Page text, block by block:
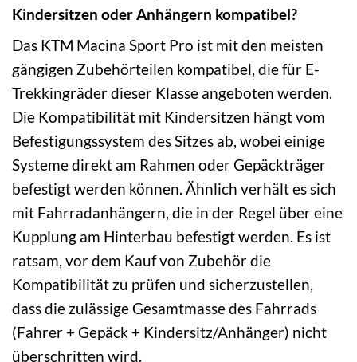
Kindersitzen oder Anhängern kompatibel?
Das KTM Macina Sport Pro ist mit den meisten
gängigen Zubehörteilen kompatibel, die für E-
Trekkingräder dieser Klasse angeboten werden.
Die Kompatibilität mit Kindersitzen hängt vom
Befestigungssystem des Sitzes ab, wobei einige
Systeme direkt am Rahmen oder Gepäckträger
befestigt werden können. Ähnlich verhält es sich
mit Fahrradanhängern, die in der Regel über eine
Kupplung am Hinterbau befestigt werden. Es ist
ratsam, vor dem Kauf von Zubehör die
Kompatibilität zu prüfen und sicherzustellen,
dass die zulässige Gesamtmasse des Fahrrads
(Fahrer + Gepäck + Kindersitz/Anhänger) nicht
überschritten wird.